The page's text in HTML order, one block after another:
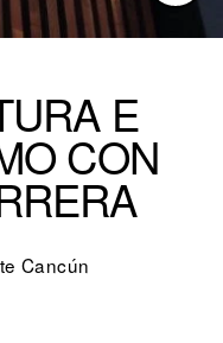
(esc)
E
CON
Cancún